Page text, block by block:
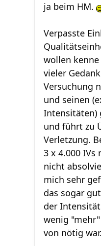
ja beim HM.
Verpasste
wollen
vieler
Versuchung
und seinen
Intensitäten)
und führt zu
Verletzung.
3 x 4.000 IVs
nicht
mich sehr
das sogar
der
wenig
von nötig war.